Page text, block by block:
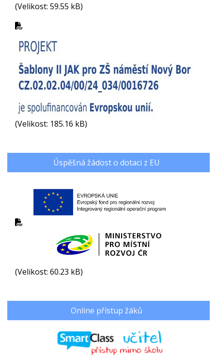
(Velikost: 59.55 kB)
(Velikost: 185.16 kB)
Úspěšná žádost o dotaci z EU
(Velikost: 60.23 kB)
Online přístup žáků